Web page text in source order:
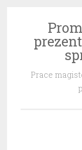
Przeskocz
Prace